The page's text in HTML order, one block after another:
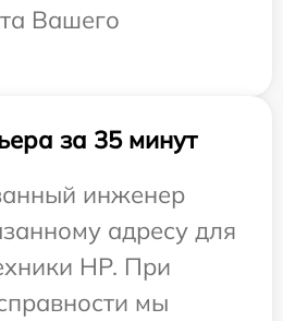
Вашего
за 35 минут
инженер
адресу для
HP. При
мы